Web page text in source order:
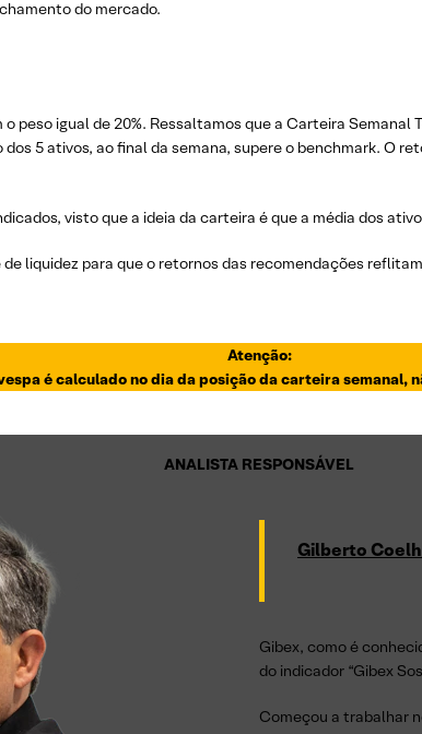
do mercado.
peso igual de 20%. Ressaltamos que a Carteira
5 ativos, ao final da semana, supere o benchmark. O
visto que a ideia da carteira é que a média dos
liquidez para que o retornos das recomendações
Atenção:
é calculado no dia da posição da carteira semanal,
ANALISTA RESPONSÁVEL
Gilberto
Gibex, como é
do indicador “Gibex
Começou a trabalhar